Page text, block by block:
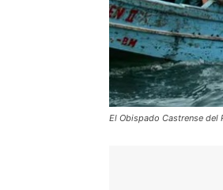
El Obispado Castrense del